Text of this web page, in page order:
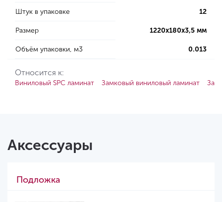
Штук в упаковке 12
Размер 1220х180х3,5 мм
Объём упаковки, м3 0.013
Относится к:
Виниловый SPC ламинат Замковый виниловый ламинат
Аксессуары
Подложка